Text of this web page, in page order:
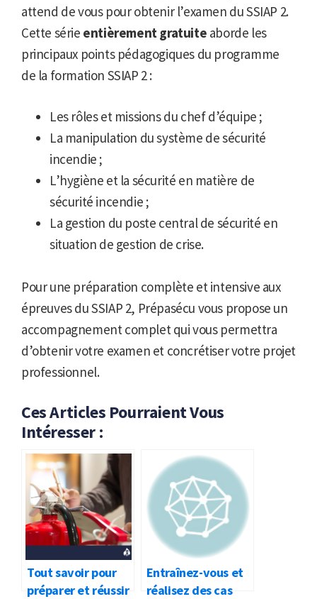
attend de vous pour obtenir l’examen du SSIAP 2.
Cette série entièrement gratuite aborde les
principaux points pédagogiques du programme
de la formation SSIAP 2 :
Les rôles et missions du chef d’équipe ;
La manipulation du système de sécurité
incendie ;
L’hygiène et la sécurité en matière de
sécurité incendie ;
La gestion du poste central de sécurité en
situation de gestion de crise.
Pour une préparation complète et intensive aux
épreuves du SSIAP 2, Prépasécu vous propose un
accompagnement complet qui vous permettra
d’obtenir votre examen et concrétiser votre projet
professionnel.
Ces Articles Pourraient Vous
Intéresser :
Tout savoir pour
préparer et réussir
Entraînez-vous et
réalisez des cas